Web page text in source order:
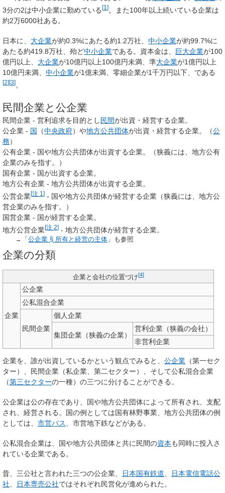
3分の2は中小企業に勤めている [1 ] 。また100年以上続いている企業は
約2万6000社ある。
日本に、 大企業が約0.3%にあたる約1.2万社、 中小企業が約99.7%に
あたる約419.8万社、殆ど中小企業である。資本金は、 巨大企業が100
億円以上、 大企業が10億円以上100億円未満、準大企業が1億円以上
10億円未満、 中小企業が1億未満、零細企業が1千万円以下、である
[2][3]。
民間企業と公企業
民間企業 - 営利追求を目的とし 民間が出資・経営する企業。
公企業 - 国 （中央政府）や地方公共団体が出資・経営する企業。（公
務）
公有企業 - 国や地方公共団体が出資する企業。（狭義には、地方公有
企業のみを指す。）
国有企業 - 国が出資する企業。
地方公有企業 - 地方公共団体が出資する企業。
公営企業[注 1 ] - 国や地方公共団体が経営する企業（狭義には、地方公
営企業のみを指す。）
国営企業 - 国が経営する企業。
地方公営企業[注 2] - 地方公共団体が経営する企業。
→「公企業 § 所有と経営の主体 」も参照
企業の分類
企業と会社の位置づけ[4]
企業
公企業
公私混合企業
民間企業
個人企業
集団企業（狭義の企業）
営利企業（狭義の会社）
非営利企業
企業を、誰が出資しているかという観点でみると、 公企業 （第一セク
ター）、民間企業（私企業、第二セクター）、そして公私混合企業
（第三セクターの一種）の三つに分けることができる。
公企業は公の存在であり、国や地方公共団体によって所有され、支配
され、経営される。国の例としては国有林野事業、地方公共団体の例
としては、 市営バス 、市営地下鉄などがある。
公私混合企業は、国や地方公共団体と共に民間の資本も同時に投入さ
れている企業である。
昔、三公社と言われた三つの公企業、 日本国有鉄道、
日本電信電話公
社、 日本専売公社ではそれぞれ民営化が進められた。